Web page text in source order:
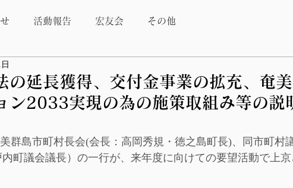
活動報告 宏友会 その他
の延長獲得、交付金事業の拡充、奄
ン2033実現の為の施策取組み等の説
群島市町村長会(会長：高岡秀規・徳之島町長)、同市町村
町議会議長）の一行が、来年度に向けての要望活動で上京